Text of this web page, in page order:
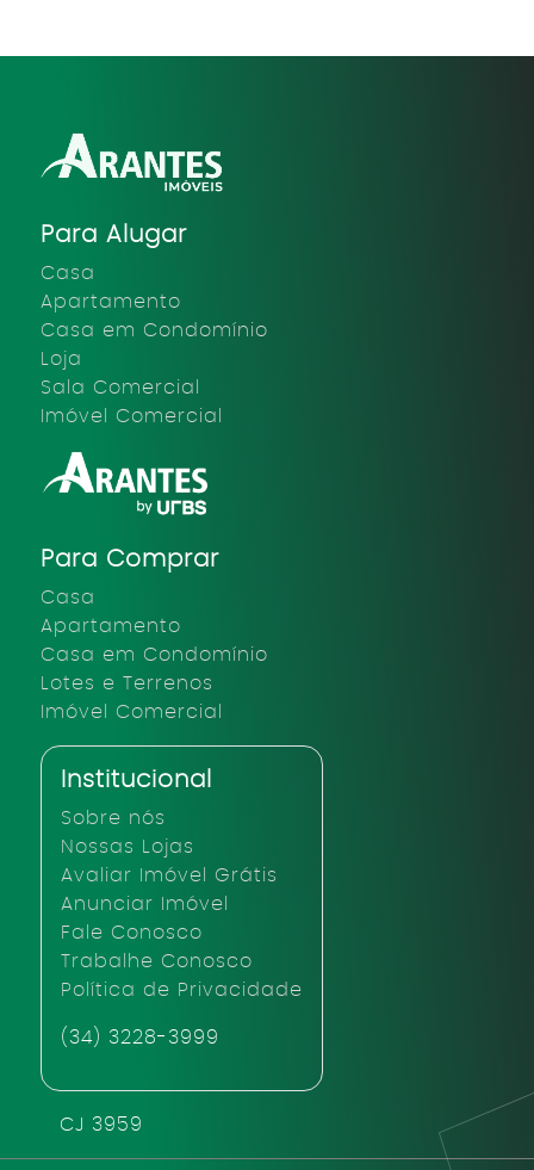
Para Alugar
Casa
Apartamento
Casa em Condomínio
Loja
Sala Comercial
Imóvel Comercial
Para Comprar
Casa
Apartamento
Casa em Condomínio
Lotes e Terrenos
Imóvel Comercial
Institucional
Sobre nós
Nossas Lojas
Avaliar Imóvel Grátis
Anunciar Imóvel
Fale Conosco
Trabalhe Conosco
Política de Privacidade
(34) 3228-3999
CJ 3959